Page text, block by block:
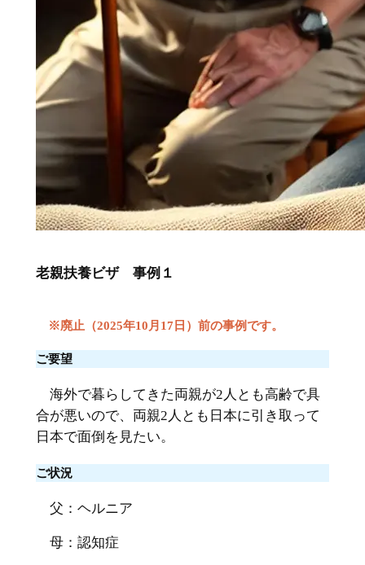
老親扶養ビザ 事例１
※廃止（2025年10月17日）前の事例です。
ご要望
海外で暮らしてきた両親が2人とも高齢で具
合が悪いので、両親2人とも日本に引き取って
日本で面倒を見たい。
ご状況
父：ヘルニア
母：認知症